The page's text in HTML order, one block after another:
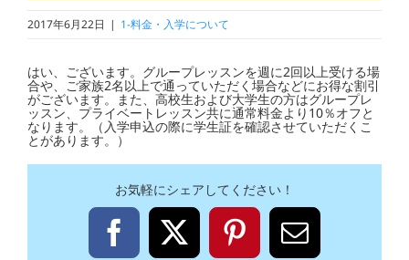
2017年6月22日 | 1-料金・入学について
はい、ございます。グループレッスンを週に2回以上受ける場
合や、ご家族2名以上で通っていただく場合などにお得な割引
がございます。また、高校生および大学生の方はグループレ
ッスン、プライベートレッスン共に通常料金より10％オフと
なります。（入学申込の際に学生証を確認させていただくこ
とがあります。）
お気軽にシェアしてください！
Facebook
X Pinterest
電